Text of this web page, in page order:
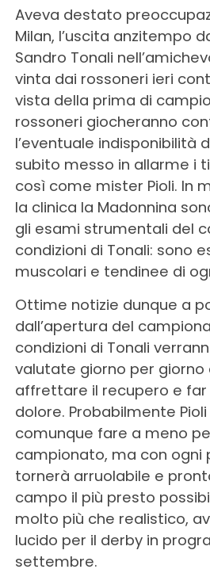
Aveva destato
Milan, l’uscita anzitempo
Sandro Tonali
vinta dai rossoneri ieri
vista della prima di
rossoneri giocheranno
l’eventuale indisponibilità
subito messo in allarme i
così come mister Pioli. In
la clinica la Madonnina
gli esami strumentali del
condizioni di Tonali: sono
muscolari e tendinee di
Ottime notizie dunque a
dall’apertura del
condizioni di Tonali
valutate giorno per giorno
affrettare il recupero e far
dolore. Probabilmente
comunque fare a meno
campionato, ma con ogni
tornerà arruolabile e
campo il più presto
molto più che realistico,
lucido per il derby in
settembre.